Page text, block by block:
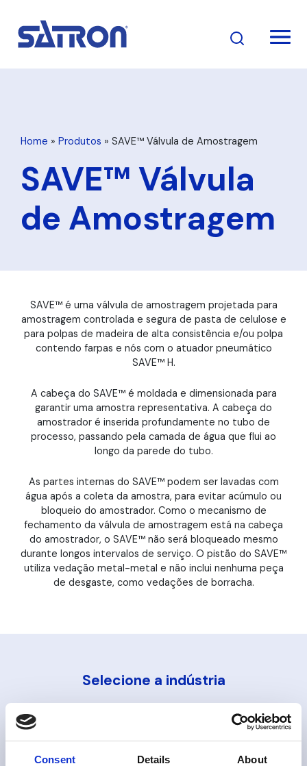
Consent Details About
conteúdo
Home » Produtos » SAVE™ Válvula de Amostragem
SAVE™ Válvula
de Amostragem
SAVE™ é uma válvula de amostragem projetada para
amostragem controlada e segura de pasta de celulose e
para polpas de madeira de alta consistência e/ou polpa
contendo farpas e nós com o atuador pneumático
SAVE™ H.
A cabeça do SAVE™ é moldada e dimensionada para
garantir uma amostra representativa. A cabeça do
amostrador é inserida profundamente no tubo de
processo, passando pela camada de água que flui ao
longo da parede do tubo.
As partes internas do SAVE™ podem ser lavadas com
água após a coleta da amostra, para evitar acúmulo ou
bloqueio do amostrador. Como o mecanismo de
fechamento da válvula de amostragem está na cabeça
do amostrador, o SAVE™ não será bloqueado mesmo
durante longos intervalos de serviço. O pistão do SAVE™
utiliza vedação metal-metal e não inclui nenhuma peça
de desgaste, como vedações de borracha.
Selecione a indústria
Águas
Energia,
Petróleo &
Gás